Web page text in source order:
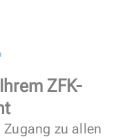
ZFK-
zu allen